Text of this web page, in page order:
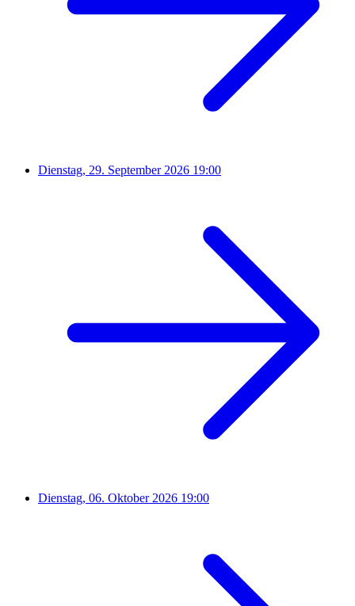
Dienstag, 29. September 2026 19:00
Dienstag, 06. Oktober 2026 19:00